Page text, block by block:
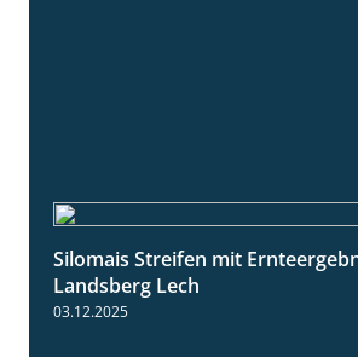
Silomais Streifen mit
Landsberg Lech
03.12.2025